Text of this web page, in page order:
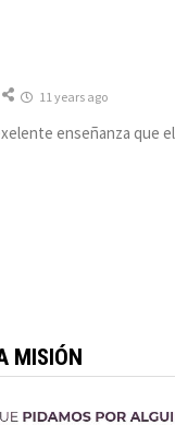
11 years ago
enseñanza que
MISIÓN